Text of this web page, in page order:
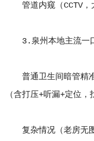
管道内窥（CCTV，
3.泉州本地主流一口
普通卫生间暗管精准
（含打压+听漏+定位，
复杂情况（老房无图